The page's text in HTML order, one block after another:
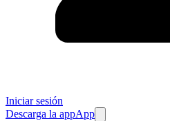
Iniciar sesión
Descarga la appApp